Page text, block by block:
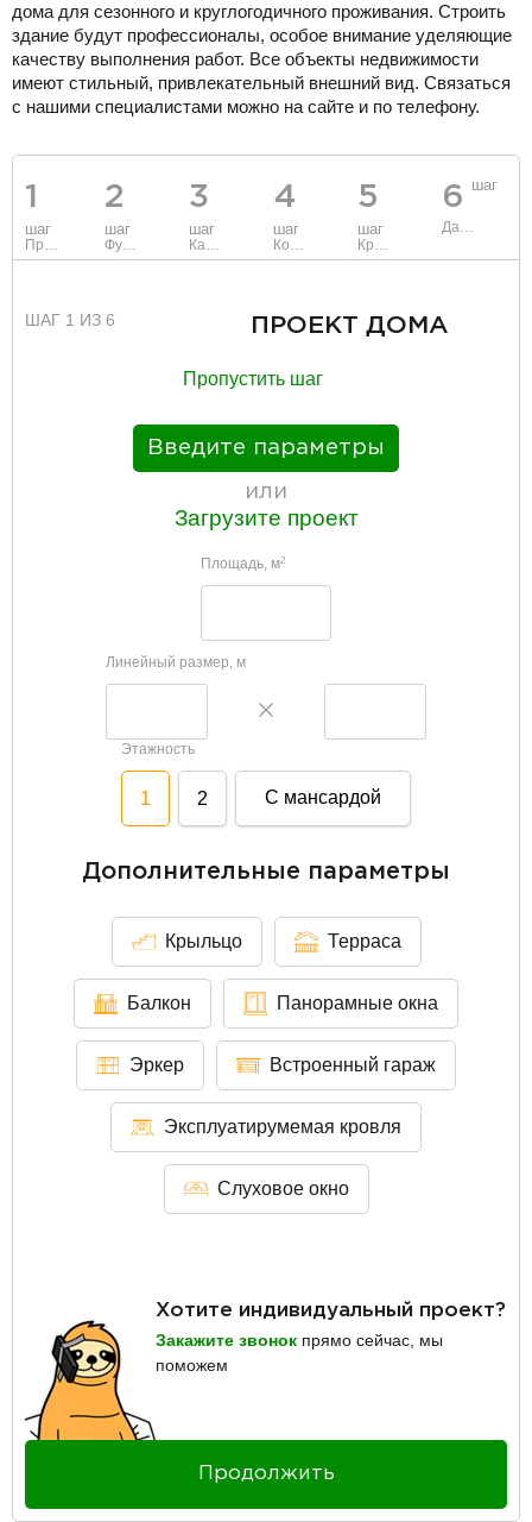
дома для сезонного и круглогодичного проживания. Строить
здание будут профессионалы, особое внимание уделяющие
качеству выполнения работ. Все объекты недвижимости
имеют стильный, привлекательный внешний вид. Связаться
с нашими специалистами можно на сайте и по телефону.
1
шаг
Проект
2
шаг
Фундамент
3
шаг
Каркас и стены
4
шаг
Коммуникации
5
шаг
Крыша
6 шаг
Данные
ШАГ 1 ИЗ 6 ПРОЕКТ ДОМА
Пропустить шаг
Введите параметры
или
Загрузите проект
Площадь, м2
Линейный размер, м
Этажность
1 2 С мансардой
Дополнительные параметры
Крыльцо Терраса
Балкон Панорамные окна
Эркер Встроенный гараж
Эксплуатирумемая кровля
Слуховое окно
Хотите индивидуальный проект?
Закажите звонок прямо сейчас, мы
поможем
Продолжить